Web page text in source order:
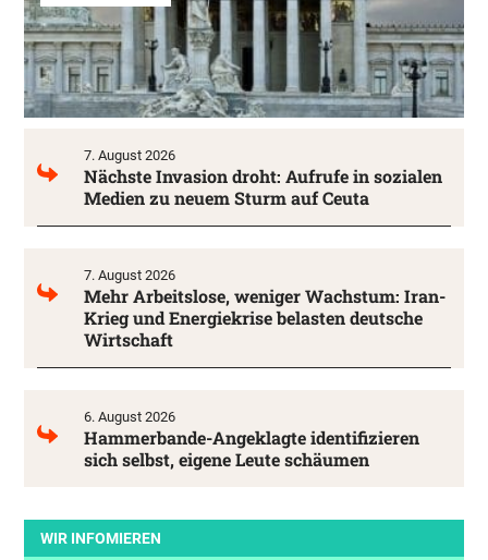
7. August 2026
Nächste Invasion droht: Aufrufe in sozialen
Medien zu neuem Sturm auf Ceuta
7. August 2026
Mehr Arbeitslose, weniger Wachstum: Iran-
Krieg und Energiekrise belasten deutsche
Wirtschaft
6. August 2026
Hammerbande-Angeklagte identifizieren
sich selbst, eigene Leute schäumen
WIR INFOMIEREN